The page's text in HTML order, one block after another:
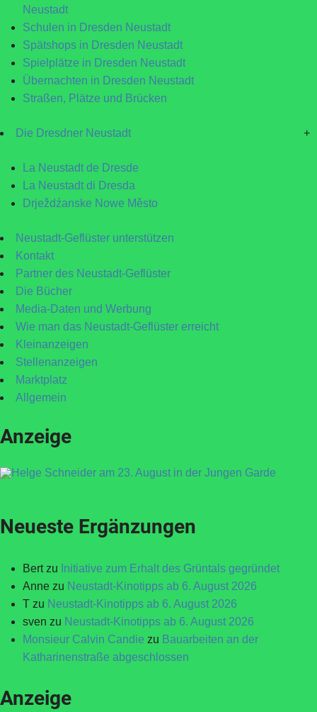
Neustadt
Schulen in Dresden Neustadt
Spätshops in Dresden Neustadt
Spielplätze in Dresden Neustadt
Übernachten in Dresden Neustadt
Straßen, Plätze und Brücken
Die Dresdner Neustadt +
La Neustadt de Dresde
La Neustadt di Dresda
Drježdźanske Nowe Město
Neustadt-Geflüster unterstützen
Kontakt
Partner des Neustadt-Geflüster
Die Bücher
Media-Daten und Werbung
Wie man das Neustadt-Geflüster erreicht
Kleinanzeigen
Stellenanzeigen
Marktplatz
Allgemein
Anzeige
Neueste Ergänzungen
Bertzu Initiative zum Erhalt des Grüntals gegründet
Anne zu Neustadt-Kinotipps ab 6. August 2026
T zu Neustadt-Kinotipps ab 6. August 2026
sven zu Neustadt-Kinotipps ab 6. August 2026
Monsieur Calvin Candie zu Bauarbeiten an der
Katharinenstraße abgeschlossen
Anzeige